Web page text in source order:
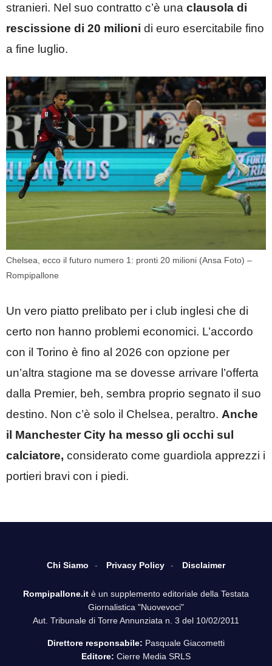
stranieri. Nel suo contratto c’è una clausola di
rescissione di 20 milioni di euro esercitabile fino
a fine luglio.
Chelsea, ecco il futuro numero 1: pronti 20 milioni (Ansa Foto) –
Rompipallone
Un vero piatto prelibato per i club inglesi che di
certo non hanno problemi economici. L’accordo
con il Torino è fino al 2026 con opzione per
un’altra stagione ma se dovesse arrivare l’offerta
dalla Premier, beh, sembra proprio segnato il suo
destino. Non c’è solo il Chelsea, peraltro. Anche
il Manchester City ha messo gli occhi sul
calciatore, considerato come guardiola apprezzi i
portieri bravi con i piedi.
Chi Siamo Privacy Policy Disclaimer
Rompipallone.it è un supplemento editoriale della Testata
Giornalistica "Nuovevoci"
Aut. Tribunale di Torre Annunziata n. 3 del 10/02/2011
Direttore responsabile: Pasquale Giacometti
Editore: Cierre Media SRLS